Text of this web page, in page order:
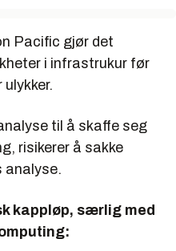
Pacific gjør det
i infrastrukur før
til å skaffe seg
risikerer å sakke
analyse.
kappløp, særlig med